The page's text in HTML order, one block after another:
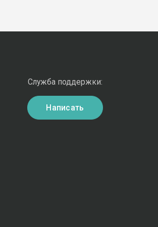
Служба поддержки:
Написать